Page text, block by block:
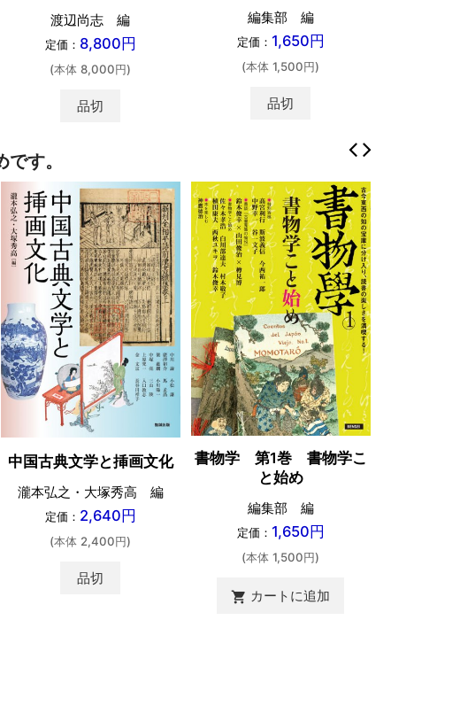
渡辺尚志 編
定価： 8,800円
(本体 8,000円)
品切
編集部 編
定価： 1,650円
(本体 1,500円)
品切
す。
中国古典文学と挿画文化
瀧本弘之・大塚秀高 編
定価： 2,640円
(本体 2,400円)
品切
書物学 第1巻 書物学こ
と始め
編集部 編
定価： 1,650円
(本体 1,500円)
shopping_cart カートに追加